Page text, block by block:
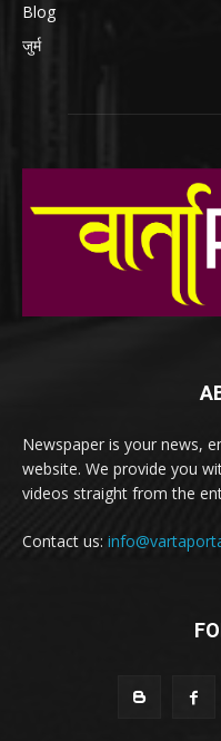
Blog
जुर्म
Newspaper is your news,
website. We provide you
videos straight from the
Contact us: